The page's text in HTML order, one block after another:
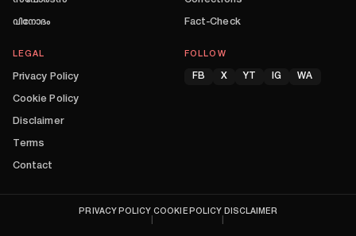
വിനോദം
Fact-Check
LEGAL
Privacy Policy
Cookie Policy
Disclaimer
Terms
Contact
FOLLOW
FB X YT IG WA
PRIVACY POLICY COOKIE POLICY DISCLAIMER